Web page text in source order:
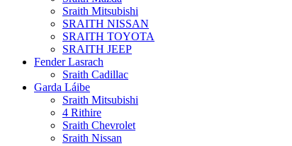
Sraith Mitsubishi
SRAITH NISSAN
SRAITH TOYOTA
SRAITH JEEP
Fender Lasrach
Sraith Cadillac
Garda Láibe
Sraith Mitsubishi
4 Rithire
Sraith Chevrolet
Sraith Nissan